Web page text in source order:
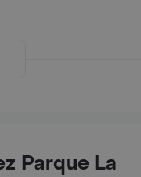
Parque La